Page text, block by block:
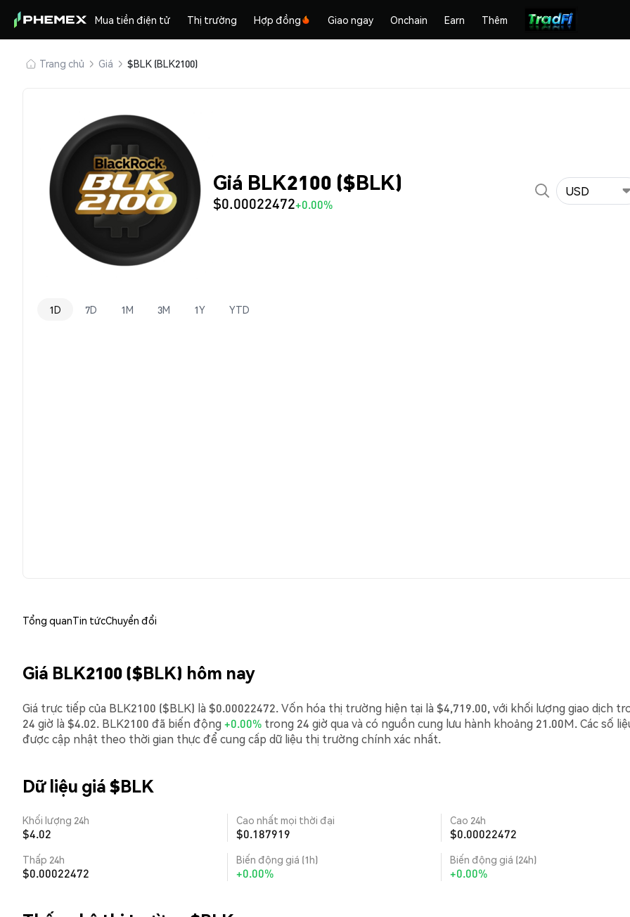
Mua tiền điện tử Thị trường Hợp đồng Giao ngay Onchain Earn Thêm
Trang chủ Giá $BLK (BLK2100)
Giá BLK2100 ($BLK)
$0.00022472+0.00%
USD
1D 7D 1M 3M 1Y YTD
Tổng quanTin tứcChuyển đổi
Giá BLK2100 ($BLK) hôm nay
Giá trực tiếp của BLK2100 ($BLK) là $0.00022472. Vốn hóa thị trường hiện tại là $4,719.00, với khối lượng giao dịch
24 giờ là $4.02. BLK2100 đã biến động +0.00% trong 24 giờ qua và có nguồn cung lưu hành khoảng 21.00M. Các số
được cập nhật theo thời gian thực để cung cấp dữ liệu thị trường chính xác nhất.
Dữ liệu giá $BLK
Khối lượng 24h
$4.02
Cao nhất mọi thời đại
$0.187919
Cao 24h
$0.00022472
Thấp 24h
$0.00022472
Biến động giá (1h)
+0.00%
Biến động giá (24h)
+0.00%